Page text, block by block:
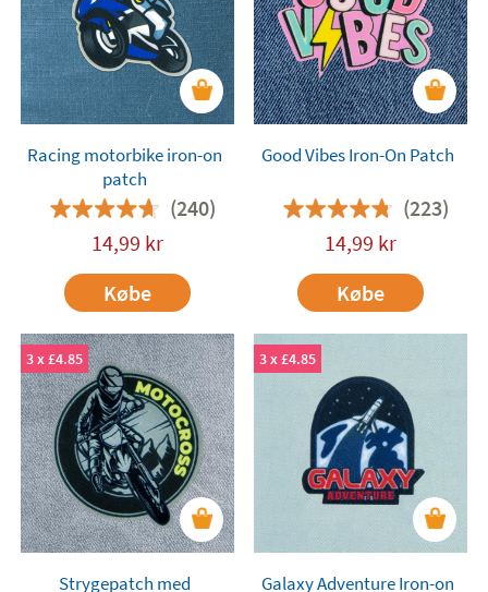
Racing motorbike iron-on
patch
(240)
14,99 kr
Købe
Good Vibes Iron-On Patch
(223)
14,99 kr
Købe
3 x £4.85
Strygepatch med
3 x £4.85
Galaxy Adventure Iron-on